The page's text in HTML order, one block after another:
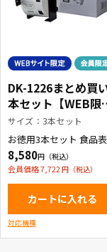
DK-1226まとめ買
本セット【WEB限
商品】
サイズ：3本セット
お徳用3本セット 食品表
示・検体ラベル
8,580
会員価格 7,722
カートに入れる
対応機種